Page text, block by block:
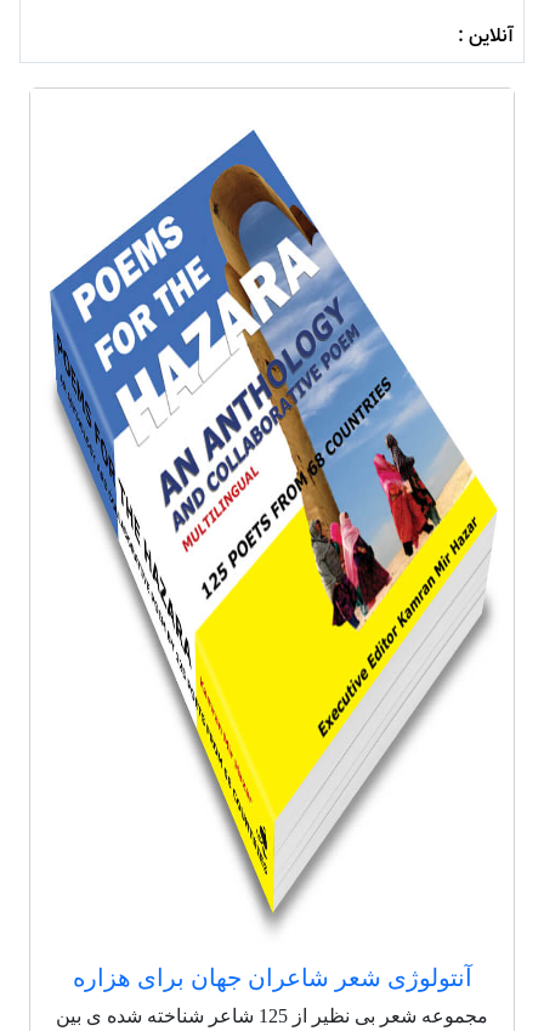
آنلاین :
آنتولوژی شعر شاعران جهان برای هزاره
مجموعه شعر بی نظیر از 125 شاعر شناخته شده ی بین